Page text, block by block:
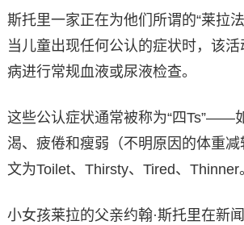
斯托里一家正在为他们所谓的“莱拉法
当儿童出现任何公认的症状时，该
病进行常规血液或尿液检查。
这些公认症状通常被称为“四Ts”——
渴、疲倦和瘦弱（不明原因的体重
文为Toilet、Thirsty、Tired、Thinner
小女孩莱拉的父亲约翰·斯托里在新